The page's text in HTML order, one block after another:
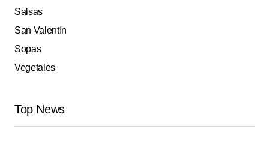
Salsas
San Valentín
Sopas
Vegetales
Top News